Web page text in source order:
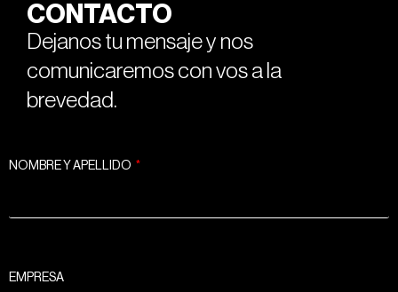
CONTACTO
Dejanos tu mensaje y nos
comunicaremos con vos a la
brevedad.
NOMBRE Y APELLIDO
EMPRESA